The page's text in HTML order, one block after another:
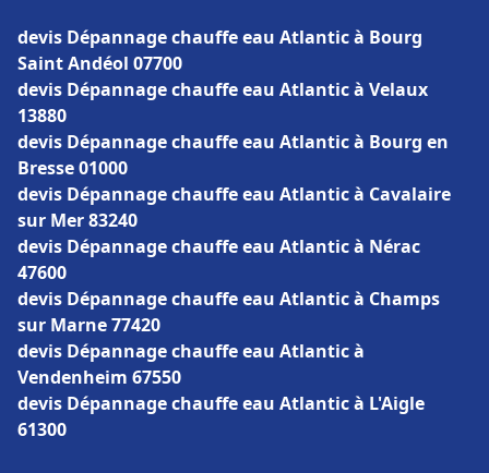
devis Dépannage chauffe eau Atlantic à Bourg
Saint Andéol 07700
devis Dépannage chauffe eau Atlantic à Velaux
13880
devis Dépannage chauffe eau Atlantic à Bourg en
Bresse 01000
devis Dépannage chauffe eau Atlantic à Cavalaire
sur Mer 83240
devis Dépannage chauffe eau Atlantic à Nérac
47600
devis Dépannage chauffe eau Atlantic à Champs
sur Marne 77420
devis Dépannage chauffe eau Atlantic à
Vendenheim 67550
devis Dépannage chauffe eau Atlantic à L'Aigle
61300